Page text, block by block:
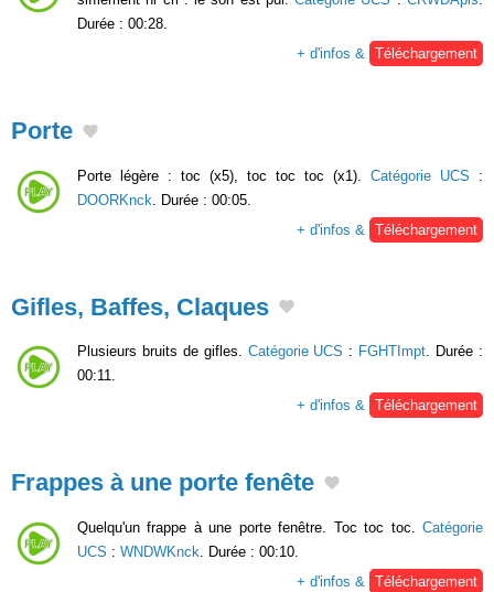
Durée : 00:28.
+ d'infos &
Téléchargement
Porte
Porte légère : toc (x5), toc toc toc (x1). Catégorie UCS :
DOORKnck . Durée : 00:05.
+ d'infos &
Téléchargement
Gifles, Baffes, Claques
Plusieurs bruits de gifles. Catégorie UCS : FGHTImpt. Durée :
00:11.
+ d'infos & Téléchargement
Frappes à une porte fenête
Quelqu'un frappe à une porte fenêtre. Toc toc toc. Catégorie
UCS : WNDWKnck . Durée : 00:10.
+ d'infos &
Téléchargement